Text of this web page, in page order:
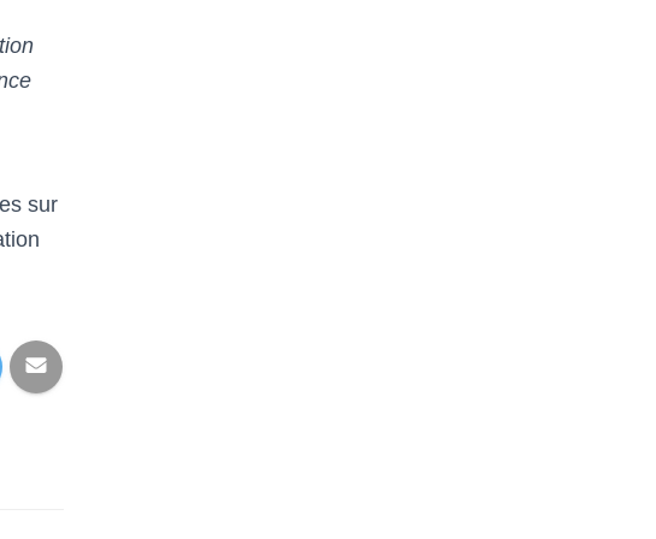
sur